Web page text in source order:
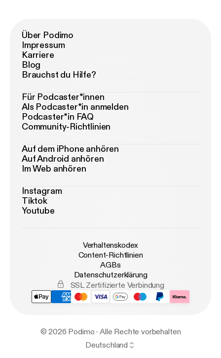
Über Podimo
Impressum
Karriere
Blog
Brauchst du Hilfe?
Für Podcaster*innen
Als Podcaster*in anmelden
Podcaster*in FAQ
Community-Richtlinien
Auf dem iPhone anhören
Auf Android anhören
Im Web anhören
Instagram
Tiktok
Youtube
Verhaltenskodex
Content-Richtlinien
AGBs
Datenschutzerklärung
SSL Zertifizierte Verbindung
© 2026 Podimo · Alle Rechte vorbehalten
Deutschland